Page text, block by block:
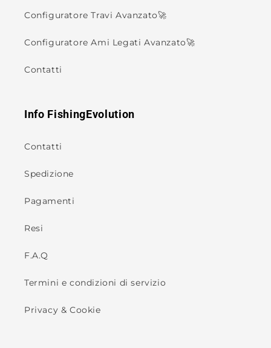
Configuratore Travi Avanzato🚀
Configuratore Ami Legati Avanzato🚀
Contatti
Info FishingEvolution
Contatti
Spedizione
Pagamenti
Resi
F.A.Q
Termini e condizioni di servizio
Privacy & Cookie